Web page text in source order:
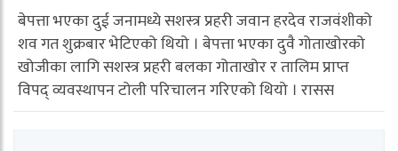
बेपत्ता भएका दुई जनामध्ये सशस्त्र प्रहरी जवान हरदेव राजवंशीको
शव गत शुक्रबार भेटिएको थियो । बेपत्ता भएका दुवै गोताखोरको
खोजीका लागि सशस्त्र प्रहरी बलका गोताखोर र तालिम प्राप्त
विपद् व्यवस्थापन टोली परिचालन गरिएको थियो । रासस